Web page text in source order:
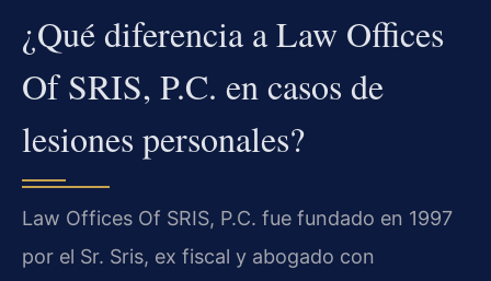
¿Qué diferencia a Law Offices
Of SRIS, P.C. en casos de
lesiones personales?
Law Offices Of SRIS, P.C. fue fundado en 1997
por el Sr. Sris, ex fiscal y abogado con